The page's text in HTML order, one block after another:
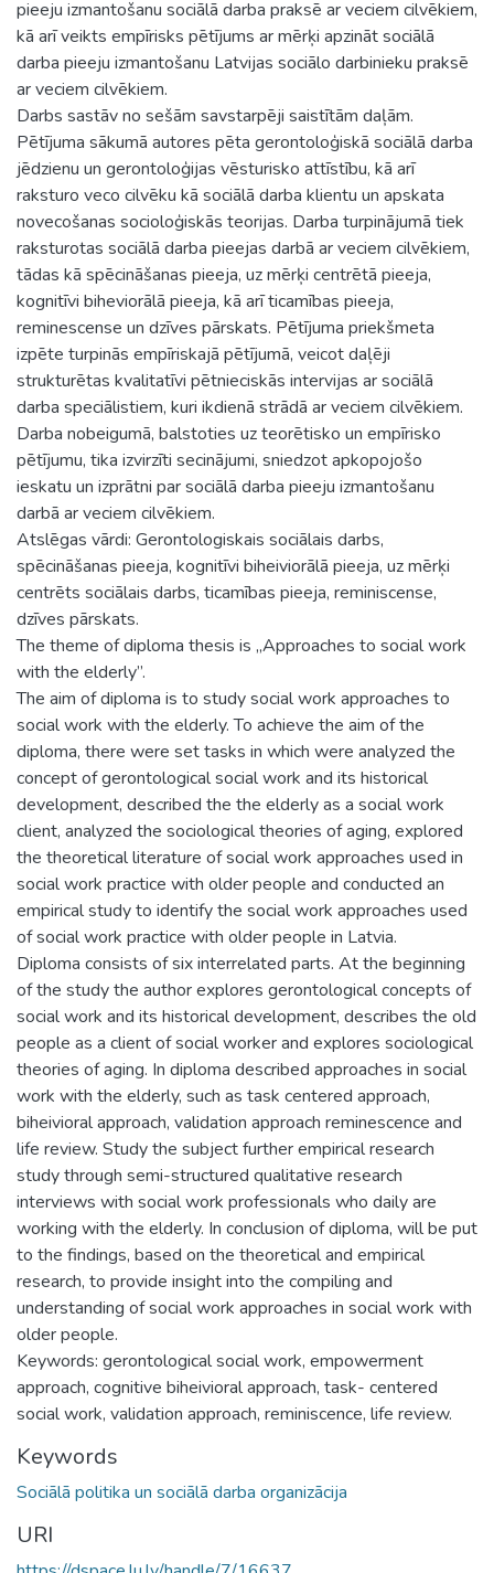
pieeju izmantošanu sociālā darba praksē ar veciem cilvēkiem,
kā arī veikts empīrisks pētījums ar mērķi apzināt sociālā
darba pieeju izmantošanu Latvijas sociālo darbinieku praksē
ar veciem cilvēkiem.
Darbs sastāv no sešām savstarpēji saistītām daļām.
Pētījuma sākumā autores pēta gerontoloģiskā sociālā darba
jēdzienu un gerontoloģijas vēsturisko attīstību, kā arī
raksturo veco cilvēku kā sociālā darba klientu un apskata
novecošanas socioloģiskās teorijas. Darba turpinājumā tiek
raksturotas sociālā darba pieejas darbā ar veciem cilvēkiem,
tādas kā spēcināšanas pieeja, uz mērķi centrētā pieeja,
kognitīvi biheviorālā pieeja, kā arī ticamības pieeja,
reminescense un dzīves pārskats. Pētījuma priekšmeta
izpēte turpinās empīriskajā pētījumā, veicot daļēji
strukturētas kvalitatīvi pētnieciskās intervijas ar sociālā
darba speciālistiem, kuri ikdienā strādā ar veciem cilvēkiem.
Darba nobeigumā, balstoties uz teorētisko un empīrisko
pētījumu, tika izvirzīti secinājumi, sniedzot apkopojošo
ieskatu un izprātni par sociālā darba pieeju izmantošanu
darbā ar veciem cilvēkiem.
Atslēgas vārdi: Gerontologiskais sociālais darbs,
spēcināšanas pieeja, kognitīvi biheiviorālā pieeja, uz mērķi
centrēts sociālais darbs, ticamības pieeja, reminiscense,
dzīves pārskats.
The theme of diploma thesis is „Approaches to social work
with the elderly”.
The aim of diploma is to study social work approaches to
social work with the elderly. To achieve the aim of the
diploma, there were set tasks in which were analyzed the
concept of gerontological social work and its historical
development, described the the elderly as a social work
client, analyzed the sociological theories of aging, explored
the theoretical literature of social work approaches used in
social work practice with older people and conducted an
empirical study to identify the social work approaches used
of social work practice with older people in Latvia.
Diploma consists of six interrelated parts. At the beginning
of the study the author explores gerontological concepts of
social work and its historical development, describes the old
people as a client of social worker and explores sociological
theories of aging. In diploma described approaches in social
work with the elderly, such as task centered approach,
biheivioral approach, validation approach reminescence and
life review. Study the subject further empirical research
study through semi-structured qualitative research
interviews with social work professionals who daily are
working with the elderly. In conclusion of diploma, will be put
to the findings, based on the theoretical and empirical
research, to provide insight into the compiling and
understanding of social work approaches in social work with
older people.
Keywords: gerontological social work, empowerment
approach, cognitive biheivioral approach, task- centered
social work, validation approach, reminiscence, life review.
Keywords
Sociālā politika un sociālā darba organizācija
URI